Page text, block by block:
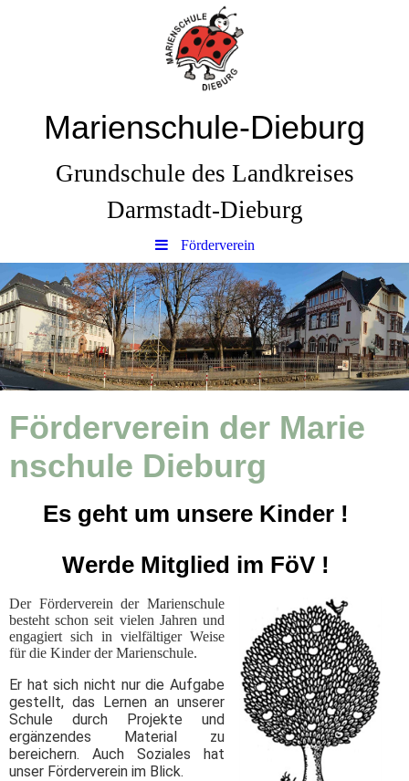
Marienschule-Dieburg
Grundschule des Landkreises
Darmstadt-Dieburg
Förderverein
Förderverein der Marie
nschule Dieburg
Es geht um unsere Kinder !
Werde Mitglied im FöV !
Der Förderverein der Marienschule
besteht schon seit vielen Jahren und
engagiert sich in vielfältiger Weise
für die Kinder der Marienschule.
Er hat sich nicht nur die Aufgabe
gestellt, das Lernen an unserer
Schule durch Projekte und
ergänzendes Material zu
bereichern. Auch Soziales hat
unser Förderverein im Blick.